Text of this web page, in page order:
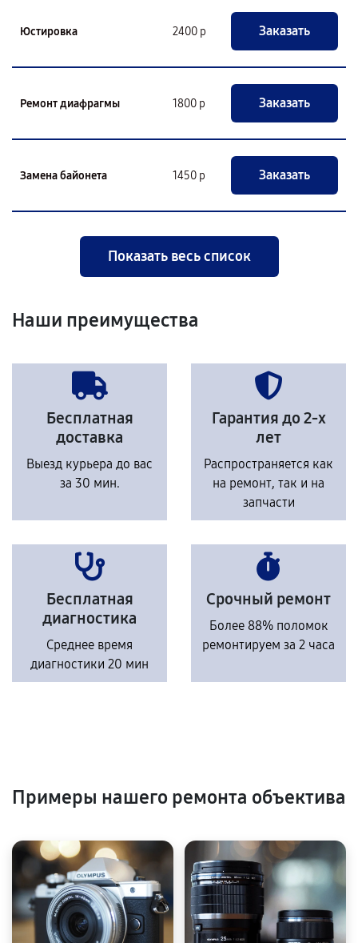
Юстировка 2400 р Заказать
Ремонт диафрагмы 1800 р Заказать
Замена байонета 1450 р Заказать
Показать весь список
Наши преимущества
Бесплатная
доставка
Выезд курьера до вас
за 30 мин.
Гарантия до 2-х
лет
Распространяется как
на ремонт, так и на
запчасти
Бесплатная
диагностика
Среднее время
диагностики 20 мин
Срочный ремонт
Более 88% поломок
ремонтируем за 2 часа
Примеры нашего ремонта объектива